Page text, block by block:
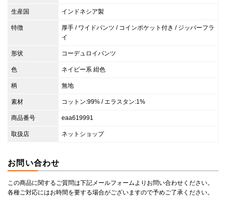
生産国 インドネシア製
特徴
厚手 / ワイドパンツ / コインポケット付き / ジッパーフラ
イ
形状 コーデュロイパンツ
色 ネイビー系 紺色
柄 無地
素材 コットン:99% / エラスタン:1%
商品番号 eaa619991
取扱店 ネットショップ
お問い合わせ
この商品に関するご質問は下記メールフォームよりお問い合わせください。
各種ご対応にはお時間を要する場合がございますので予めご了承ください。